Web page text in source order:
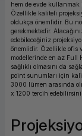
hem de evde kullanmak
Özellikle kaliteli
oldukça önemlidir. Bu
gerekmektedir.
edebileceğiniz
önemlidir. Özellikle ofis
modellerinde en az Full
sağlıklı olmasını da
point sunumları için
3000 lümen arasında
x 1200 tercih